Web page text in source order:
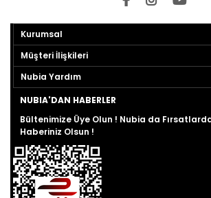
Kurumsal
Müşteri İlişkileri
Nubia Yardım
NUBIA'DAN HABERLER
Bültenimize Üye Olun ! Nubia da
Haberiniz Olsun !